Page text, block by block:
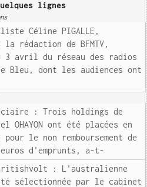
lignes
Céline PIGALLE,
rédaction de BFMTV,
avril du réseau des radios
Bleu, dont les audiences ont
: Trois holdings de
OHAYON ont été placées en
le non remboursement de
d'emprunts, a-t-
: L'australienne
sélectionnée par le cabinet